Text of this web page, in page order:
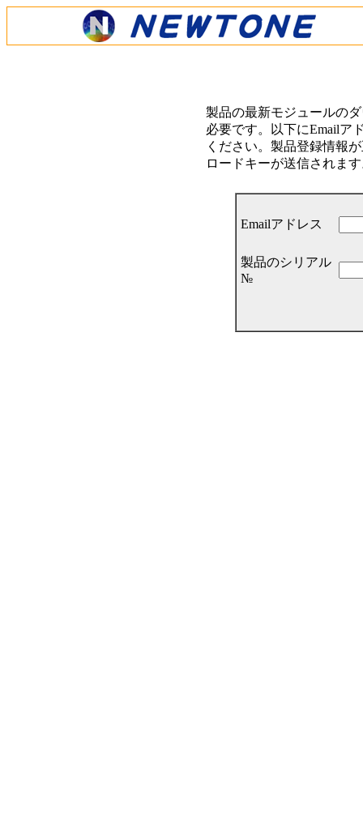
製品の最新モジュールの
必要です。以下にEmailア
ください。製品登録情報
ロードキーが送信されま
Emailアドレス
製品のシリアル
№